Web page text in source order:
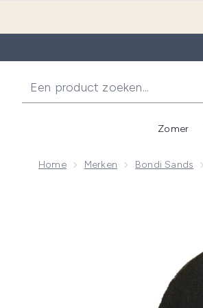
Zomer
Home Merken Bondi Sands